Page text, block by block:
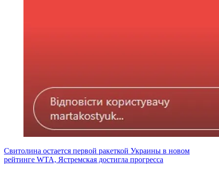
Свитолина остается первой ракеткой Украины в новом
рейтинге WTA, Ястремская достигла прогресса